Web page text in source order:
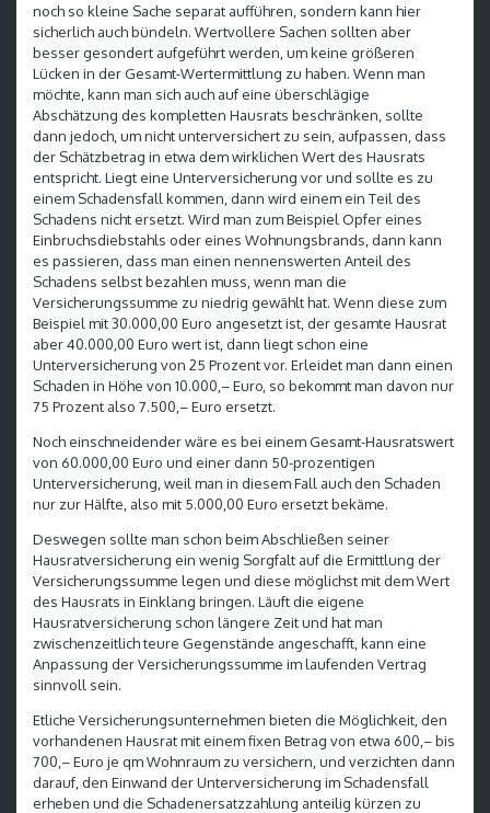
noch so kleine Sache separat aufführen, sondern kann hier
sicherlich auch bündeln. Wertvollere Sachen sollten aber
besser gesondert aufgeführt werden, um keine größeren
Lücken in der Gesamt-Wertermittlung zu haben. Wenn man
möchte, kann man sich auch auf eine überschlägige
Abschätzung des kompletten Hausrats beschränken, sollte
dann jedoch, um nicht unterversichert zu sein, aufpassen, dass
der Schätzbetrag in etwa dem wirklichen Wert des Hausrats
entspricht. Liegt eine Unterversicherung vor und sollte es zu
einem Schadensfall kommen, dann wird einem ein Teil des
Schadens nicht ersetzt. Wird man zum Beispiel Opfer eines
Einbruchsdiebstahls oder eines Wohnungsbrands, dann kann
es passieren, dass man einen nennenswerten Anteil des
Schadens selbst bezahlen muss, wenn man die
Versicherungssumme zu niedrig gewählt hat. Wenn diese zum
Beispiel mit 30.000,00 Euro angesetzt ist, der gesamte Hausrat
aber 40.000,00 Euro wert ist, dann liegt schon eine
Unterversicherung von 25 Prozent vor. Erleidet man dann einen
Schaden in Höhe von 10.000,– Euro, so bekommt man davon nur
75 Prozent also 7.500,– Euro ersetzt.
Noch einschneidender wäre es bei einem Gesamt-Hausratswert
von 60.000,00 Euro und einer dann 50-prozentigen
Unterversicherung, weil man in diesem Fall auch den Schaden
nur zur Hälfte, also mit 5.000,00 Euro ersetzt bekäme.
Deswegen sollte man schon beim Abschließen seiner
Hausratversicherung ein wenig Sorgfalt auf die Ermittlung der
Versicherungssumme legen und diese möglichst mit dem Wert
des Hausrats in Einklang bringen. Läuft die eigene
Hausratversicherung schon längere Zeit und hat man
zwischenzeitlich teure Gegenstände angeschafft, kann eine
Anpassung der Versicherungssumme im laufenden Vertrag
sinnvoll sein.
Etliche Versicherungsunternehmen bieten die Möglichkeit, den
vorhandenen Hausrat mit einem fixen Betrag von etwa 600,– bis
700,– Euro je qm Wohnraum zu versichern, und verzichten dann
darauf, den Einwand der Unterversicherung im Schadensfall
erheben und die Schadenersatzzahlung anteilig kürzen zu